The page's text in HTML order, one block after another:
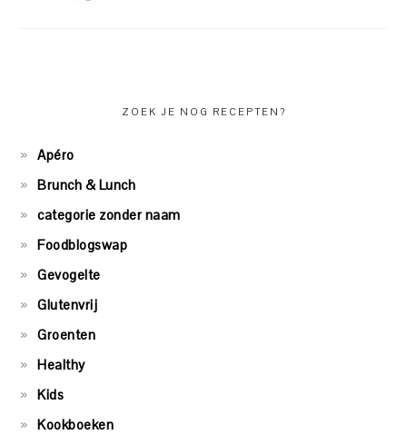
ZOEK JE NOG RECEPTEN?
Apéro
Brunch & Lunch
categorie zonder naam
Foodblogswap
Gevogelte
Glutenvrij
Groenten
Healthy
Kids
Kookboeken